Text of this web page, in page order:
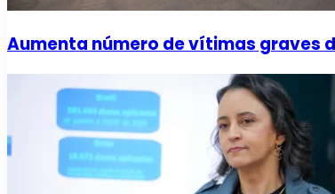
Aumenta número de vítimas graves